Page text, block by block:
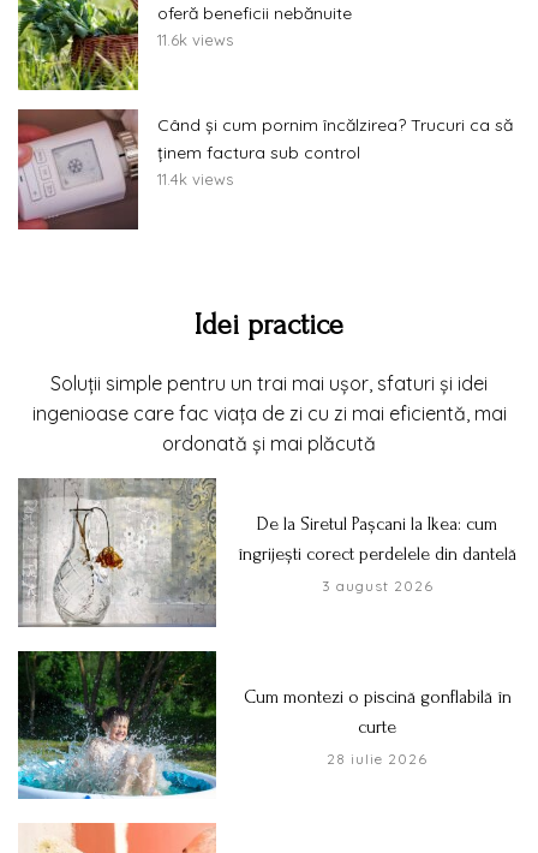
oferă beneficii nebănuite
11.6k views
Când și cum pornim încălzirea? Trucuri ca să
ținem factura sub control
11.4k views
Idei practice
Soluții simple pentru un trai mai ușor, sfaturi și idei
ingenioase care fac viața de zi cu zi mai eficientă, mai
ordonată și mai plăcută
De la Siretul Pașcani la Ikea: cum
îngrijești corect perdelele din dantelă
3 august 2026
Cum montezi o piscină gonflabilă în
curte
28 iulie 2026